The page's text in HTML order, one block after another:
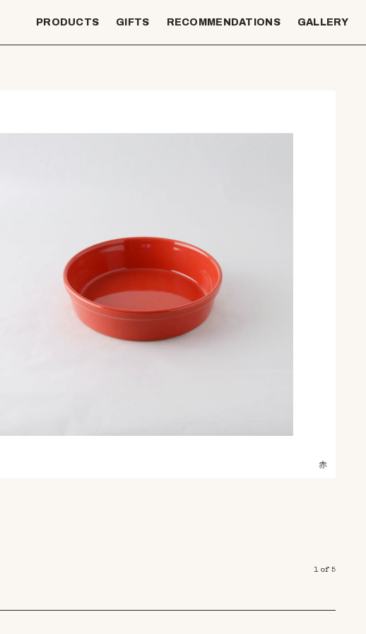
PRODUCTS GIFTS RECOMMENDATIONS GALLERY
赤
1of 5